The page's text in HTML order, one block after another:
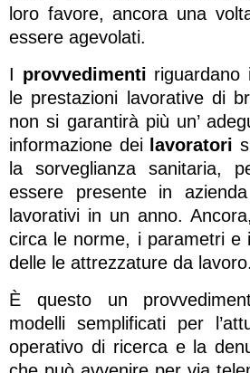
loro favore, ancora una
essere agevolati.
I provvedimenti riguardano
le prestazioni lavorative di
non si garantirà più un’
informazione dei lavoratori
la sorveglianza sanitaria,
essere presente in
lavorativi in un anno.
circa le norme, i parametri e
delle le attrezzature da lavoro.
È questo un
modelli semplificati per
operativo di ricerca e la